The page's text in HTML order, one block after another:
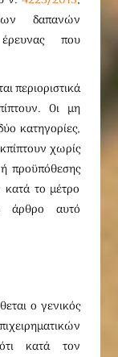
δαπανών
έρευνας που
περιοριστικά
Οι μη
κατηγορίες,
χωρίς
προϋπόθεσης
το μέτρο
άρθρο αυτό
ο γενικός
κατά τον